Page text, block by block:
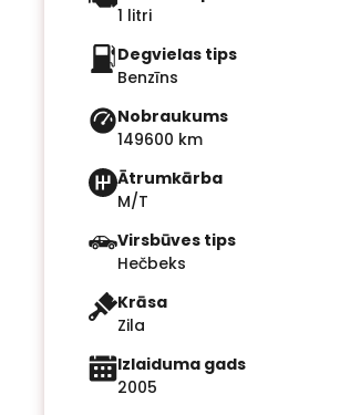
1 litri
Degvielas tips
Benzīns
Nobraukums
149600 km
Ātrumkārba
M/T
Virsbūves tips
Hečbeks
Krāsa
Zila
Izlaiduma gads
2005